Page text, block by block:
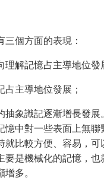
個方面的表現：
解記憶占主導地位發
主導地位發展；
象識記逐漸增長發展
憶中對一些表面上無
就比較方便、容易，
要是機械化的記憶，
多。